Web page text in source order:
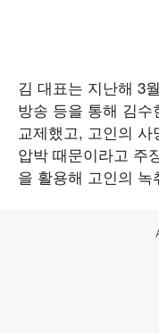
김 대표는 지난해 3
방송 등을 통해 김
교제했고, 고인의
압박 때문이라고 주
을 활용해 고인의